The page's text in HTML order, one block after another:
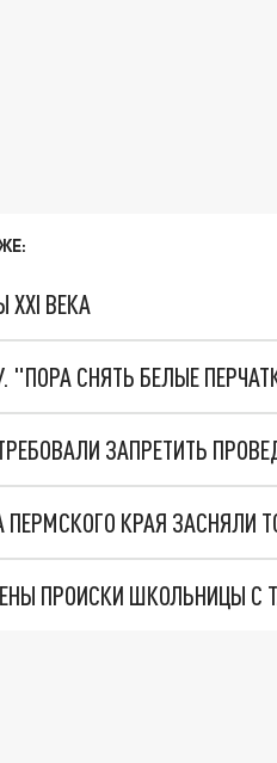
ВЕКА
"ПОРА СНЯТЬ БЕЛЫЕ
ЗАПРЕТИТЬ
ПЕРМСКОГО КРАЯ ЗАСНЯЛИ
ПРОИСКИ ШКОЛЬНИЦЫ С